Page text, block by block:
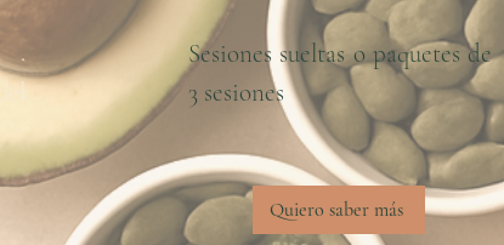
·
Sesiones sueltas o paquetes de
3 sesiones
Quiero saber más